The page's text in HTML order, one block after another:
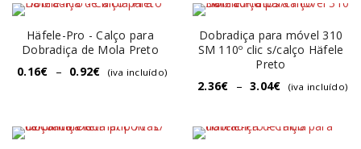
Häfele-Pro - Calço para
Dobradiça de Mola Preto
0.16€ – 0.92€ (iva incluído)
Dobradiça para móvel 310
SM 110º clic s/calço Häfele
Preto
2.36€ – 3.04€ (iva incluído)